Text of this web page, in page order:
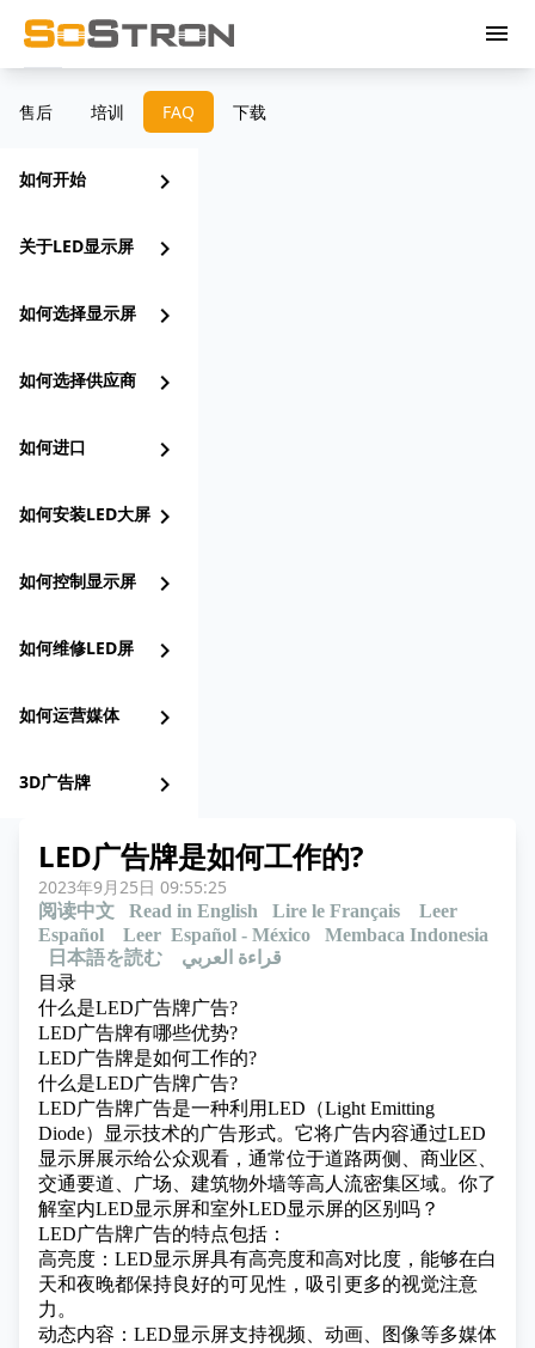
menu
售后 培训 FAQ 下载
如何开始 chevron_right
关于LED显示屏 chevron_right
如何选择显示屏 chevron_right
如何选择供应商 chevron_right
如何进口 chevron_right
如何安装LED大屏 chevron_right
如何控制显示屏 chevron_right
如何维修LED屏 chevron_right
如何运营媒体 chevron_right
3D广告牌 chevron_right
LED广告牌是如何工作的?
2023年9月25日 09:55:25
阅读中文 Read in English Lire le Français
Leer
Español
Leer Español - México
Membaca Indonesia
日本語を読む
قراءة العربي
目录
什么是LED广告牌广告?
LED广告牌有哪些优势?
LED广告牌是如何工作的?
什么是LED广告牌广告?
LED广告牌广告是一种利用LED（Light Emitting
Diode）显示技术的广告形式。它将广告内容通过LED
显示屏展示给公众观看，通常位于道路两侧、商业区、
交通要道、广场、建筑物外墙等高人流密集区域。你了
解室内LED显示屏和室外LED显示屏的区别吗？
LED广告牌广告的特点包括：
高亮度：LED显示屏具有高亮度和高对比度，能够在白
天和夜晚都保持良好的可见性，吸引更多的视觉注意
力。
动态内容：LED显示屏支持视频、动画、图像等多媒体